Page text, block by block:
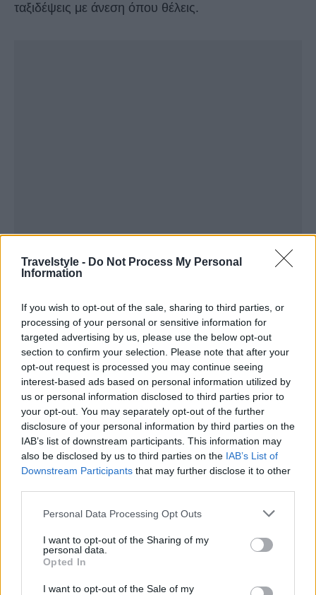
Travelstyle - Do Not Process My Personal
Information
If you wish to opt-out of the sale, sharing to third parties, or
processing of your personal or sensitive information for
targeted advertising by us, please use the below opt-out
section to confirm your selection. Please note that after your
opt-out request is processed you may continue seeing
interest-based ads based on personal information utilized by
us or personal information disclosed to third parties prior to
your opt-out. You may separately opt-out of the further
disclosure of your personal information by third parties on the
IAB’s list of downstream participants. This information may
also be disclosed by us to third parties on the IAB’s List of
Downstream Participants that may further disclose it to other
Please note that this website/app uses one or more Google
not limited to your visit or usage behaviour. You may click to
grant or deny consent to Google and its third-party tags to
use your data for below specified purposes in below Google
consent section.
Personal Data Processing Opt Outs
I want to opt-out of the Sharing of my
personal data.
Opted In
I want to opt-out of the Sale of my
ταξιδέψεις με άνεση όπου θέλεις.
ταχυφορτιστή incharge σε ελάχιστο χρόνο και στην